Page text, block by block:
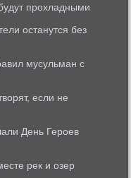
прохладными
останутся без
мусульман с
если не
День Героев
рек и озер